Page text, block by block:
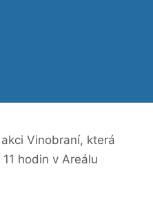
Vinobraní, která
hodin v Areálu